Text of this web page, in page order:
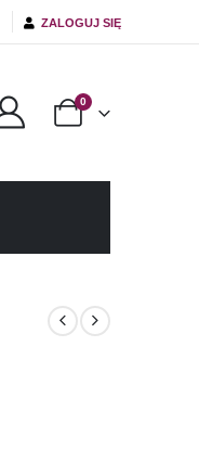
ZALOGUJ SIĘ
0